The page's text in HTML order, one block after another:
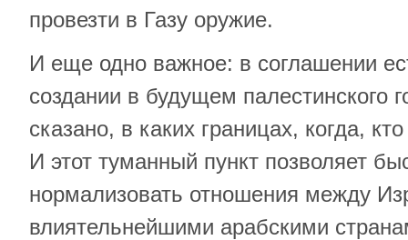
провезти в Газу оружие.
И еще одно важное: в соглашении
создании в будущем палестинского
сказано, в каких границах, когда,
И этот туманный пункт позволяет
нормализовать отношения между
влиятельнейшими арабскими